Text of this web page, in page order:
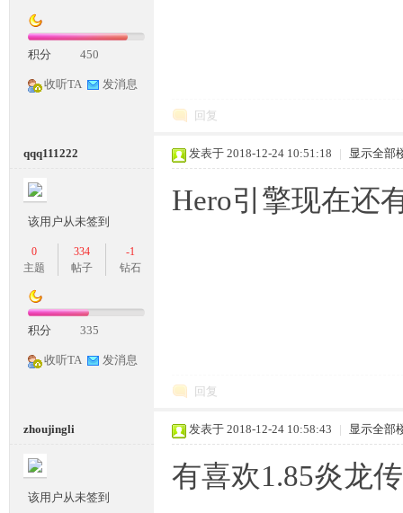
积分 450
收听TA 发消息
回复
qqq111222
该用户从未签到
0
主题
334
帖子
-1
钻石
积分 335
收听TA 发消息
发表于 2018-12-24 10:51:18 | 显示全部
Hero引擎现在还
回复
zhoujingli
该用户从未签到
发表于 2018-12-24 10:58:43 | 显示全部
有喜欢1.85炎龙